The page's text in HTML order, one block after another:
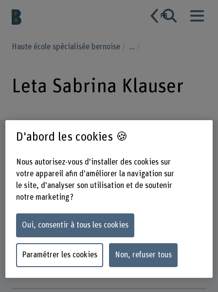
FR
Haute école spécialisée bernoise ...
Leta Sabrina Klauser
Profil
D'abord les cookies 🍪
Nous autorisez-vous d'installer des cookies sur
votre appareil afin d'améliorer la navigation sur
le site, d'analyser son utilisation et de soutenir
notre marketing ?
Oui, consentir à tous les cookies
Paramétrer les cookies Non, refuser tous